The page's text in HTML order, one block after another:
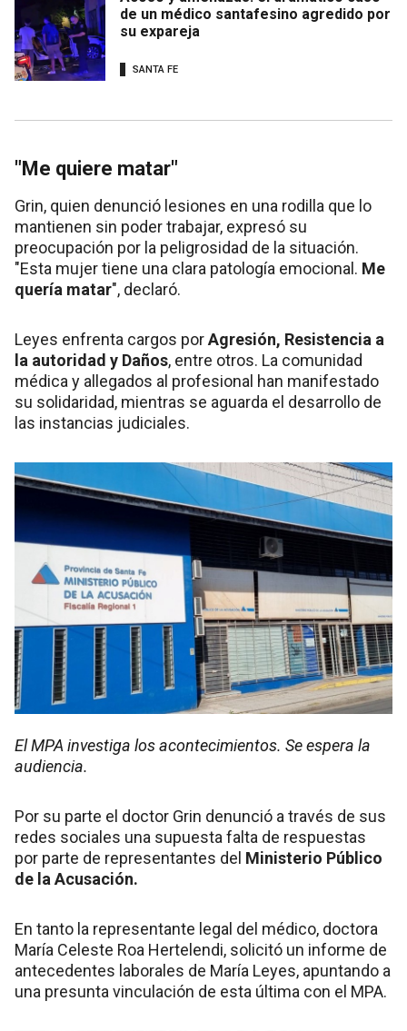
de un médico santafesino agredido por
su expareja
SANTA FE
"Me quiere matar"
Grin, quien denunció lesiones en una rodilla que lo
mantienen sin poder trabajar, expresó su
preocupación por la peligrosidad de la situación.
"Esta mujer tiene una clara patología emocional. Me
quería matar", declaró.
Leyes enfrenta cargos porAgresión, Resistencia a
la autoridad y Daños, entre otros. La comunidad
médica y allegados al profesional han manifestado
su solidaridad, mientras se aguarda el desarrollo de
las instancias judiciales.
El MPA investiga los acontecimientos. Se espera la
audiencia.
Por su parte el doctor Grin denunció a través de sus
redes sociales una supuesta falta de respuestas
por parte de representantes del Ministerio Público
de la Acusación.
En tanto la representante legal del médico, doctora
María Celeste Roa Hertelendi, solicitó un informe de
antecedentes laborales de María Leyes, apuntando a
una presunta vinculación de esta última con el MPA.